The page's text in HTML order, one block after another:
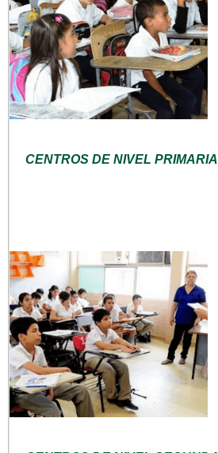
CENTROS DE NIVEL PRIMARIA